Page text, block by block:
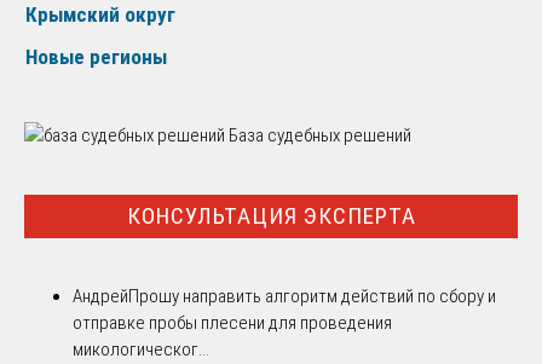
Крымский округ
Новые регионы
База судебных решений
КОНСУЛЬТАЦИЯ ЭКСПЕРТА
АндрейПрошу направить алгоритм действий по сбору и
отправке пробы плесени для проведения
микологическог...